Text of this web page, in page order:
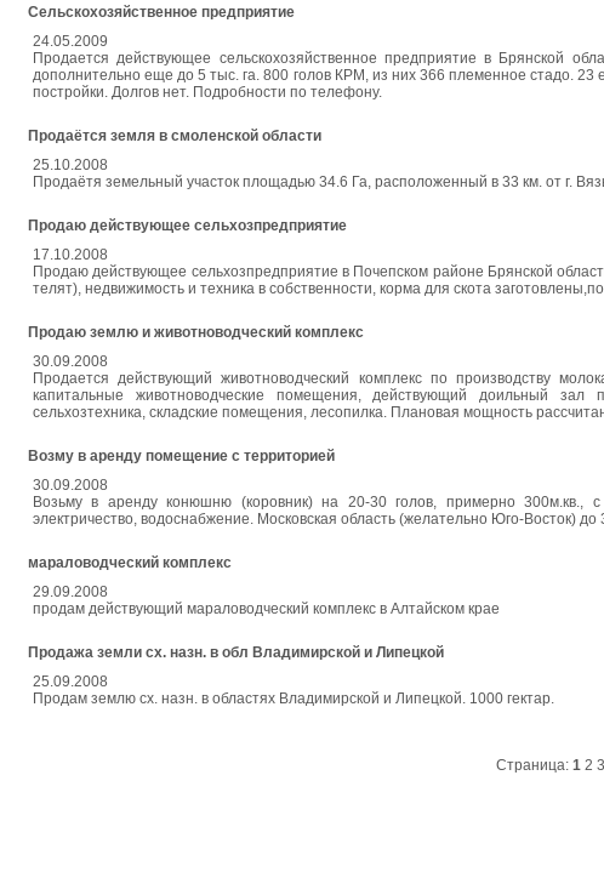
Cельскохозяйственное предприятие
24.05.2009
Продается действующее сельскохозяйственное предприятие в Брянской
дополнительно еще до 5 тыс. га. 800 голов КРМ, из них 366 племенное стадо.
постройки. Долгов нет. Подробности по телефону.
Продаётся земля в смоленской области
25.10.2008
Продаётя земельный участок площадью 34.6 Га, расположенный в 33 км. от г.
Продаю действующее сельхозпредприятие
17.10.2008
Продаю действующее сельхозпредприятие в Почепском районе Брянской
телят), недвижимость и техника в собственности, корма для скота
Продаю землю и животноводческий комплекс
30.09.2008
Продается действующий животноводческий комплекс по производству
капитальные животноводческие помещения, действующий доильный зал
сельхозтехника, складские помещения, лесопилка. Плановая мощность
Возму в аренду помещение с территорией
30.09.2008
Возьму в аренду конюшню (коровник) на 20-30 голов, примерно
электричество, водоснабжение. Московская область (желательно Юго-Восток)
мараловодческий комплекс
29.09.2008
продам действующий мараловодческий комплекс в Алтайском крае
Продажа земли сх. назн. в обл Владимирской и Липецкой
25.09.2008
Продам землю сх. назн. в областях Владимирской и Липецкой. 1000 гектар.
Страница: 1 2 3